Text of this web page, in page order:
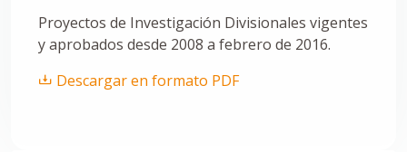
Proyectos de Investigación Divisionales vigentes
y aprobados desde 2008 a febrero de 2016.
Descargar en formato PDF